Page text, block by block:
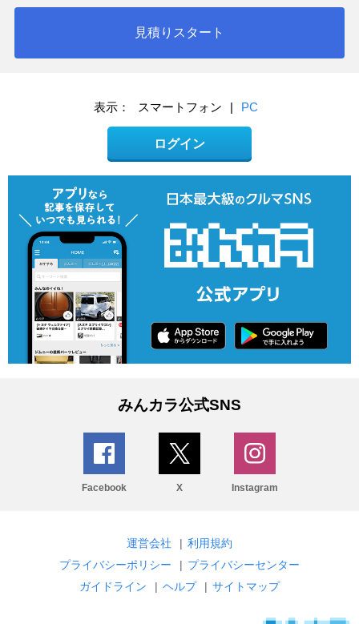
見積りスタート
表示： スマートフォン | PC
ログイン
みんカラ公式SNS
Facebook X Instagram
運営会社 | 利用規約
プライバシーポリシー
| プライバシーセンター
ガイドライン
| ヘルプ | サイトマップ